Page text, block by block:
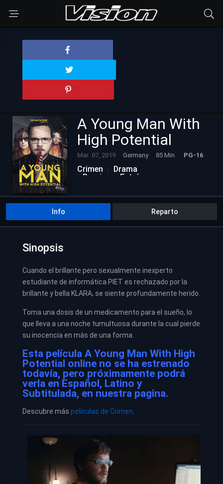
A Young Man With
High Potential
Mar. 07, 2019 Germany 85 Min. PG-16
Crimen
Drama
Proximos Estrénos
Info Reparto
Sinopsis
Cuando el brillante pero sexualmente inexperto
estudiante de informática PIET es rechazado por la
brillante y bella KLARA, se siente profundamente herido.
Toma una dosis de un medicamento para el sueño, lo
que lleva a una noche tumultuosa durante la cual pierde
su inocencia en más de una forma.
Esta película A Young Man With High
Potential online no se ha estrenado
todavía, pero próximamente podrá
verla en Español, Latino y
Subtitulada, en nuestra pagina.
Descubre más películas de Crimen